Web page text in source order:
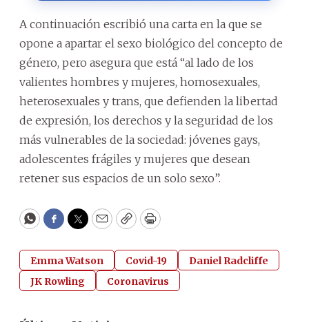
A continuación escribió una carta en la que se
opone a apartar el sexo biológico del concepto de
género, pero asegura que está “al lado de los
valientes hombres y mujeres, homosexuales,
heterosexuales y trans, que defienden la libertad
de expresión, los derechos y la seguridad de los
más vulnerables de la sociedad: jóvenes gays,
adolescentes frágiles y mujeres que desean
retener sus espacios de un solo sexo”.
WhatsApp
Facebook
Twitter
EmailCopyPrint
Emma Watson Covid-19
Daniel Radcliffe
JK Rowling
Coronavirus